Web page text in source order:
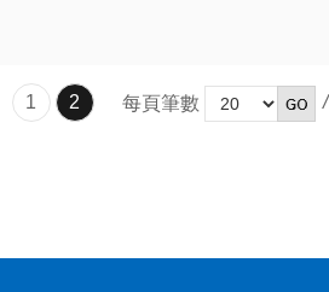
1 2 每頁筆數 /